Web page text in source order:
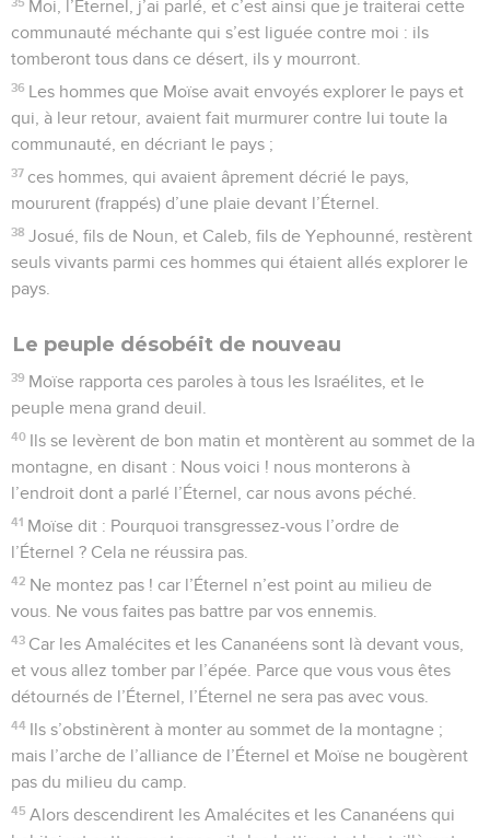
Moi, l’Éternel, j’ai parlé, et c’est ainsi que je traiterai cette
communauté méchante qui s’est liguée contre moi : ils
tomberont tous dans ce désert, ils y mourront.
36 Les hommes que Moïse avait envoyés explorer le pays et
qui, à leur retour, avaient fait murmurer contre lui toute la
communauté, en décriant le pays ;
37 ces hommes, qui avaient âprement décrié le pays,
moururent (frappés) d’une plaie devant l’Éternel.
38 Josué, fils de Noun, et Caleb, fils de Yephounné, restèrent
seuls vivants parmi ces hommes qui étaient allés explorer le
pays.
Le peuple désobéit de nouveau
39 Moïse rapporta ces paroles à tous les Israélites, et le
peuple mena grand deuil.
40 Ils se levèrent de bon matin et montèrent au sommet de la
montagne, en disant : Nous voici ! nous monterons à
l’endroit dont a parlé l’Éternel, car nous avons péché.
41 Moïse dit : Pourquoi transgressez-vous l’ordre de
l’Éternel ? Cela ne réussira pas.
42 Ne montez pas ! car l’Éternel n’est point au milieu de
vous. Ne vous faites pas battre par vos ennemis.
43 Car les Amalécites et les Cananéens sont là devant vous,
et vous allez tomber par l’épée. Parce que vous vous êtes
détournés de l’Éternel, l’Éternel ne sera pas avec vous.
44 Ils s’obstinèrent à monter au sommet de la montagne ;
mais l’arche de l’alliance de l’Éternel et Moïse ne bougèrent
pas du milieu du camp.
45 Alors descendirent les Amalécites et les Cananéens qui